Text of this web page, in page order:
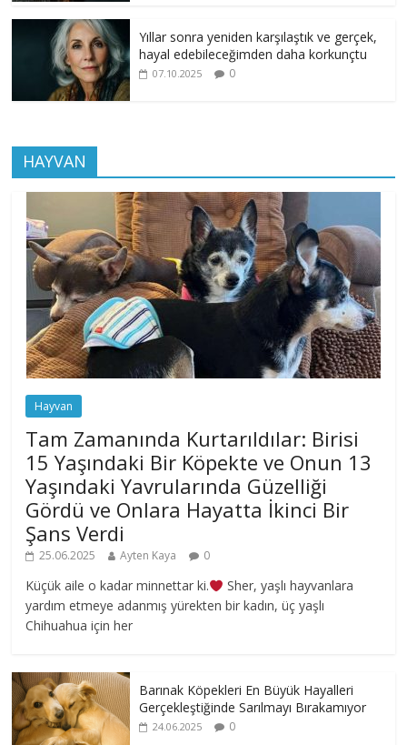
Yıllar sonra yeniden karşılaştık ve gerçek,
hayal edebileceğimden daha korkunçtu
07.10.2025 0
HAYVAN
Hayvan
Tam Zamanında Kurtarıldılar: Birisi
15 Yaşındaki Bir Köpekte ve Onun 13
Yaşındaki Yavrularında Güzelliği
Gördü ve Onlara Hayatta İkinci Bir
Şans Verdi
25.06.2025 Ayten Kaya 0
Küçük aile o kadar minnettar ki.
Sher, yaşlı hayvanlara
yardım etmeye adanmış yürekten bir kadın, üç yaşlı
Chihuahua için her
Barınak Köpekleri En Büyük Hayalleri
Gerçekleştiğinde Sarılmayı Bırakamıyor
24.06.2025 0